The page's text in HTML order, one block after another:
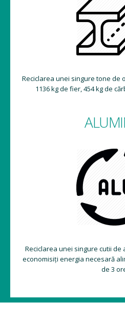
Reciclarea unei singure tone de
1136 kg de fier, 454 kg de
Reciclarea unei singure cutii
economisiți energia necesară
de 3